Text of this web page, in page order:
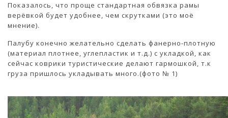
Показалось, что проще стандартная обвязка рамы
верёвкой будет удобнее, чем скрутками (это моё
мнение).
Палубу конечно желательно сделать фанерно-плотную
(материал плотнее, углепластик и т.д.) с укладкой, как
сейчас коврики туристические делают гармошкой, т.к
груза пришлось укладывать много.(фото № 1)